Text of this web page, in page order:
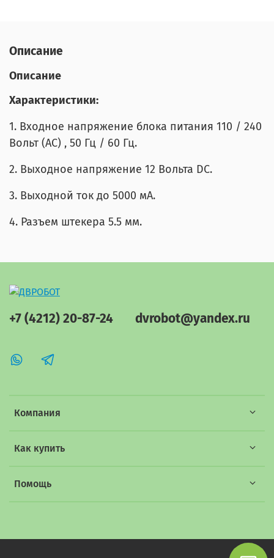
Описание
Описание
Характеристики:
1. Входное напряжение блока питания 110 / 240
Вольт (AC) , 50 Гц / 60 Гц.
2. Выходное напряжение 12 Вольта DC.
3. Выходной ток до 5000 мА.
4. Разъем штекера 5.5 мм.
Компания
Как купить
Помощь
+7 (4212) 20-87-24 dvrobot@yandex.ru